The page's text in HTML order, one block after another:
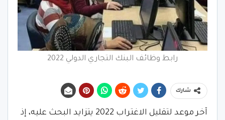
رابط وظائف البنك التجاري الدولي 2022
شارك
آخر موعد لتقليل الاغتراب 2022 يتزايد البحث عليه، إذ